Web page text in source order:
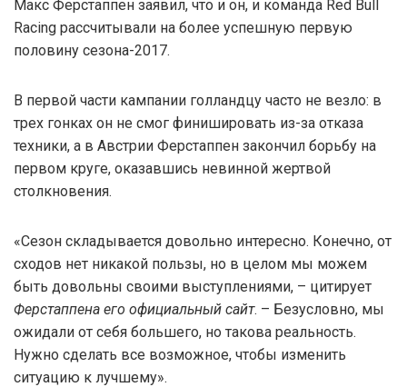
Макс Ферстаппен заявил, что и он, и команда Red Bull
Racing рассчитывали на более успешную первую
половину сезона-2017.
В первой части кампании голландцу часто не везло: в
трех гонках он не смог финишировать из-за отказа
техники, а в Австрии Ферстаппен закончил борьбу на
первом круге, оказавшись невинной жертвой
столкновения.
«Сезон складывается довольно интересно. Конечно, от
сходов нет никакой пользы, но в целом мы можем
быть довольны своими выступлениями, – цитирует
Ферстаппена его официальный сайт. – Безусловно, мы
ожидали от себя большего, но такова реальность.
Нужно сделать все возможное, чтобы изменить
ситуацию к лучшему».